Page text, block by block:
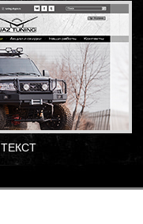
ТЕКСТ